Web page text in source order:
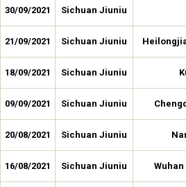
30/09/2021 Sichuan Jiuniu
21/09/2021 Sichuan Jiuniu
18/09/2021 Sichuan Jiuniu
09/09/2021 Sichuan Jiuniu
20/08/2021 Sichuan Jiuniu
16/08/2021 Sichuan Jiuniu